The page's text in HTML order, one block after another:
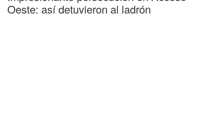
Oeste: así detuvieron al ladrón